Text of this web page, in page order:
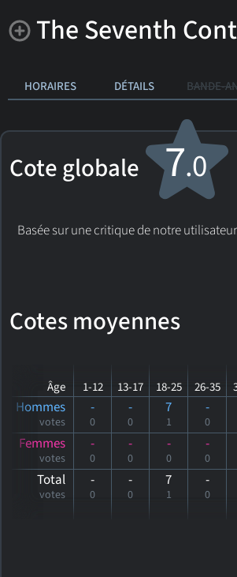
The Seventh
HORAIRES DÉTAILS BANDE-
Cote globale 7.0
Basée sur une critique de notre
Cotes moyennes
Âge 1-12 13-17 18-25 26-35
Hommes
votes
-
0
-
0
7
1
-
0
Femmes
votes
-
0
-
0
-
0
-
0
Total
votes
-
0
-
0
7
1
-
0